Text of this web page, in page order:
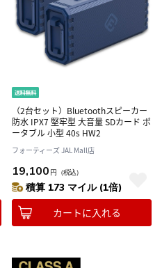
（2台セット）Bluetoothスピーカー
防水 IPX7 堅牢型 大音量 SDカード ポ
ータブル 小型 40s HW2
フォーティーズ JAL Mall店
19,100 円 （税込）
積算 173 マイル (1倍)
カートに入れる